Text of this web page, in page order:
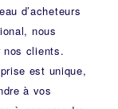
d’acheteurs
nous
nos clients.
est unique,
à vos